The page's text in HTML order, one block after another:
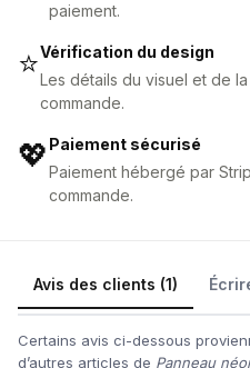
paiement.
⭐Vérification du design
Les détails du visuel et de
commande.
💖 Paiement sécurisé
Paiement hébergé par
commande.
Avis des clients (1)
Certains avis ci-dessous
d’autres articles de Panneau